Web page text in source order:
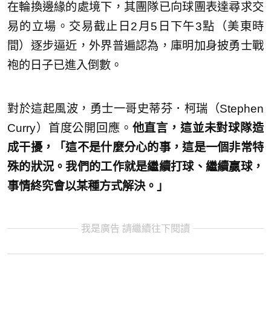
在輪換邊緣的處境下，其團隊已向球團表達尋求交
易的立場。交易截止日2月5日下午3點（美東時
間）逐步逼近，外界普遍認為，庫明加身披勇士戰
袍的日子已進入倒數。
對於這起風波，勇士一哥史蒂芬．柯瑞（Stephen
Curry）首度公開回應。 他直言，這並未對球隊造
成干擾，「這不是什麼分心的事，這是一個非常特
殊的狀況。我們的工作就是繼續打球、繼續贏球，
事情終究會以某種方式解決。」
我是廣告 請繼續往下閱讀